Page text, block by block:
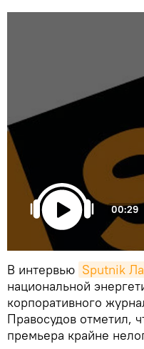
00:29
В интервью Sputnik
национальной
корпоративного
Правосудов отметил,
премьера крайне